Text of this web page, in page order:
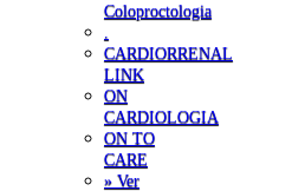
Coloproctologia
CARDIORRENAL
LINK
ON
CARDIOLOGIA
ON TO
CARE
» Ver